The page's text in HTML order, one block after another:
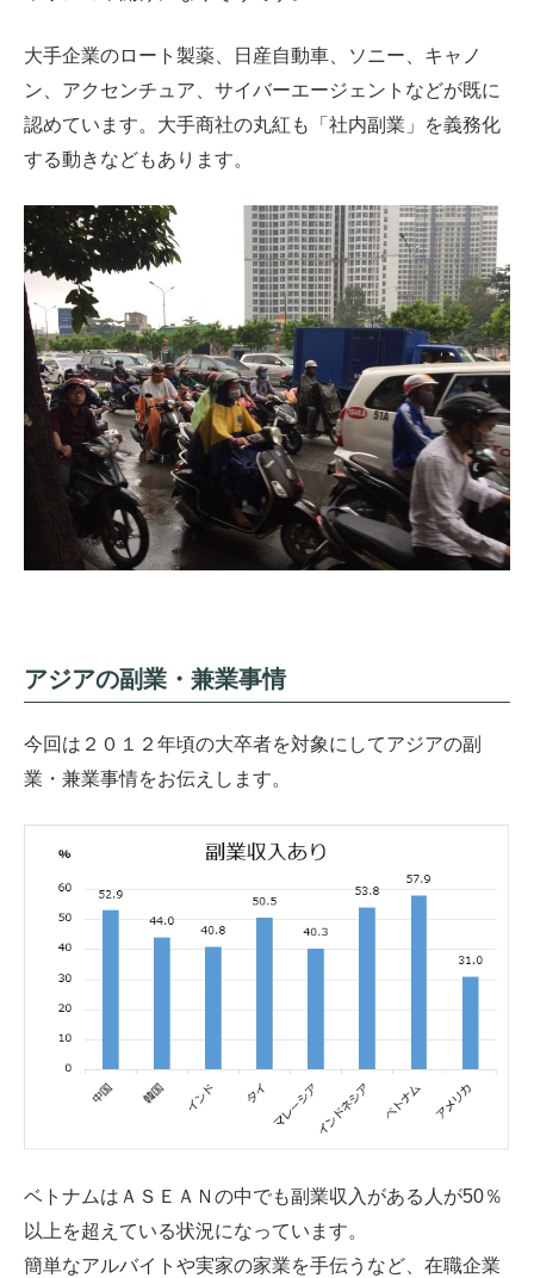
大手企業のロート製薬、日産自動車、ソニー、キャノ
ン、アクセンチュア、サイバーエージェントなどが既に
認めています。大手商社の丸紅も「社内副業」を義務化
する動きなどもあります。
アジアの副業・兼業事情
今回は２０１２年頃の大卒者を対象にしてアジアの副
業・兼業事情をお伝えします。
ベトナムはＡＳＥＡＮの中でも副業収入がある人が50％
以上を超えている状況になっています。
簡単なアルバイトや実家の家業を手伝うなど、在職企業